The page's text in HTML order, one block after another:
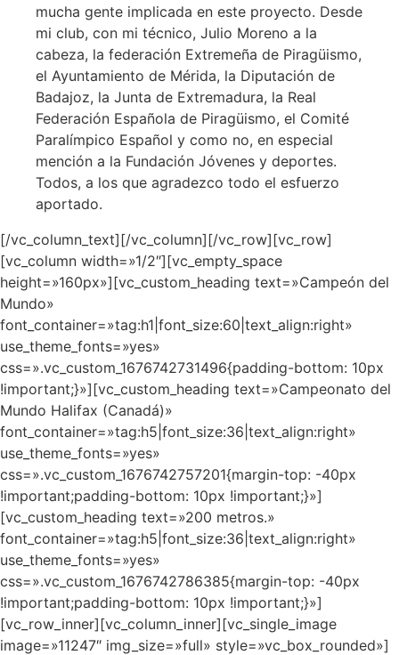
mucha gente implicada en este proyecto. Desde
mi club, con mi técnico, Julio Moreno a la
cabeza, la federación Extremeña de Piragüismo,
el Ayuntamiento de Mérida, la Diputación de
Badajoz, la Junta de Extremadura, la Real
Federación Española de Piragüismo, el Comité
Paralímpico Español y como no, en especial
mención a la Fundación Jóvenes y deportes.
Todos, a los que agradezco todo el esfuerzo
aportado.
[/vc_column_text][/vc_column][/vc_row][vc_row]
[vc_column width=»1/2″][vc_empty_space
height=»160px»][vc_custom_heading text=»Campeón del
Mundo»
font_container=»tag:h1|font_size:60|text_align:right»
use_theme_fonts=»yes»
css=».vc_custom_1676742731496{padding-bottom: 10px
!important;}»][vc_custom_heading text=»Campeonato del
Mundo Halifax (Canadá)»
font_container=»tag:h5|font_size:36|text_align:right»
use_theme_fonts=»yes»
css=».vc_custom_1676742757201{margin-top: -40px
!important;padding-bottom: 10px !important;}»]
[vc_custom_heading text=»200 metros.»
font_container=»tag:h5|font_size:36|text_align:right»
use_theme_fonts=»yes»
css=».vc_custom_1676742786385{margin-top: -40px
!important;padding-bottom: 10px !important;}»]
[vc_row_inner][vc_column_inner][vc_single_image
image=»11247″ img_size=»full» style=»vc_box_rounded»]